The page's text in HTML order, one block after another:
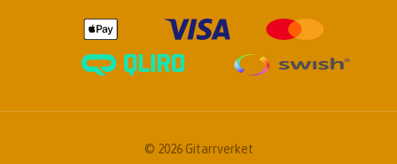
© 2026 Gitarrverket